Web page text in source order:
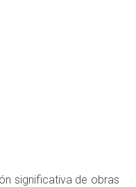
significativa de obras